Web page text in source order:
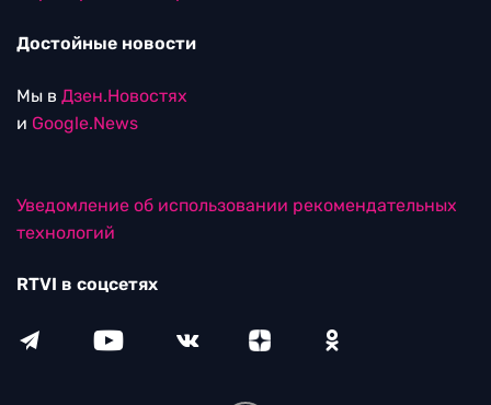
Достойные новости
Мы в Дзен.Новостях
и Google.News
Уведомление об использовании рекомендательных
технологий
RTVI в соцсетях